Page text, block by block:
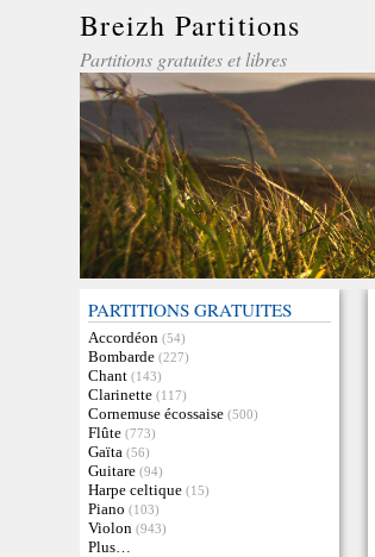
Breizh Partitions
Partitions gratuites et libres
PARTITIONS GRATUITES
Accordéon (54)
Bombarde (227)
Chant (143)
Clarinette (117)
Cornemuse écossaise (500)
Flûte (773)
Gaïta (56)
Guitare (94)
Harpe celtique (15)
Piano (103)
Violon (943)
Plus…